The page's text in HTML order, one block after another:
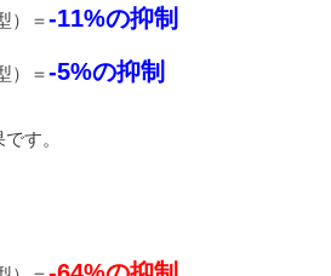
）＝‐11%の抑制
）＝‐5%の抑制
す。